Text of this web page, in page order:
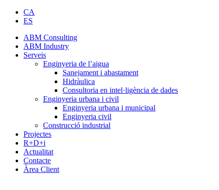
CA
ES
ABM Consulting
ABM Industry
Serveis
Enginyeria de l’aigua
Sanejament i abastament
Hidràulica
Consultoria en intel·ligència de dades
Enginyeria urbana i civil
Enginyeria urbana i municipal
Enginyeria civil
Construcció industrial
Projectes
R+D+i
Actualitat
Contacte
Àrea Client